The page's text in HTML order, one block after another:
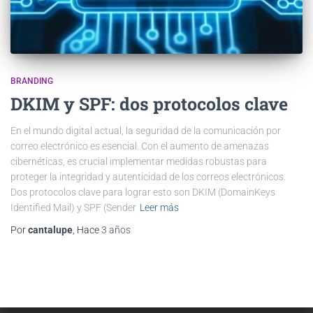
BRANDING
DKIM y SPF: dos protocolos clave
En el mundo digital actual, la seguridad de la comunicación por
correo electrónico es esencial. Con el aumento de amenazas
cibernéticas, es crucial implementar medidas robustas para
proteger la integridad y autenticidad de los correos electrónicos.
Dos protocolos clave para lograr esto son DKIM (DomainKeys
Identified Mail) y SPF (Sender Leer más
Porcantalupe , Hace3 años